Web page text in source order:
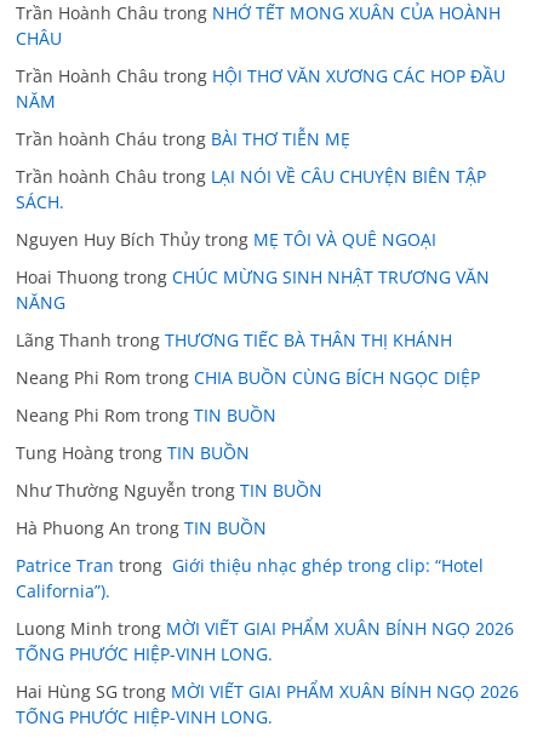
Trần Hoành Châu trong NHỚ TẾT MONG XUÂN CỦA HOÀNH
CHÂU
Trần Hoành Châu trong HỘI THƠ VĂN XƯƠNG CÁC HOP ĐẦU
NĂM
Trần hoành Cháu trong BÀI THƠ TIỄN MẸ
Trần hoành Châu trong LẠI NÓI VỀ CÂU CHUYỆN BIÊN TẬP
SÁCH.
Nguyen Huy Bích Thủy trong MẸ TÔI VÀ QUÊ NGOẠI
Hoai Thuong trongCHÚC MỪNG SINH NHẬT TRƯƠNG VĂN
NĂNG
Lãng Thanh trongTHƯƠNG TIẾC BÀ THÂN THỊ KHÁNH
Neang Phi Rom trongCHIA BUỒN CÙNG BÍCH NGỌC DIỆP
Neang Phi Rom trongTIN BUỒN
Tung Hoàng trongTIN BUỒN
Như Thường Nguyễn trongTIN BUỒN
Hà Phuong An trongTIN BUỒN
Patrice Tran trong Giới thiệu nhạc ghép trong clip: “Hotel
California”).
Luong Minh trong MỜI VIẾT GIAI PHẨM XUÂN BÍNH NGỌ 2026
TỐNG PHƯỚC HIỆP-VINH LONG.
Hai Hùng SG trong MỜI VIẾT GIAI PHẨM XUÂN BÍNH NGỌ 2026
TỐNG PHƯỚC HIỆP-VINH LONG.